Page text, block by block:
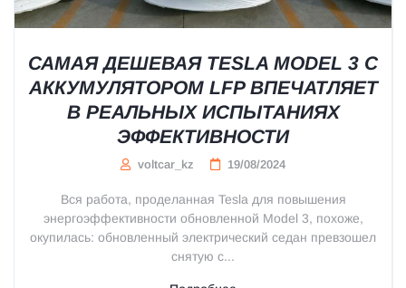
САМАЯ ДЕШЕВАЯ TESLA MODEL 3 С
АККУМУЛЯТОРОМ LFP ВПЕЧАТЛЯЕТ
В РЕАЛЬНЫХ ИСПЫТАНИЯХ
ЭФФЕКТИВНОСТИ
voltcar_kz 19/08/2024
Вся работа, проделанная Tesla для повышения
энергоэффективности обновленной Model 3, похоже,
окупилась: обновленный электрический седан превзошел
снятую с...